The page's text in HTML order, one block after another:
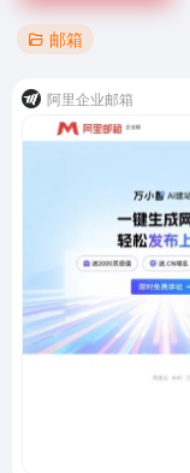
邮箱
阿里企业邮箱